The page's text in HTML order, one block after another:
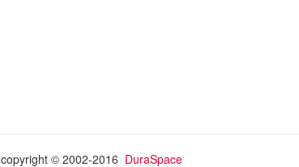
copyright © 2002-2016 DuraSpace